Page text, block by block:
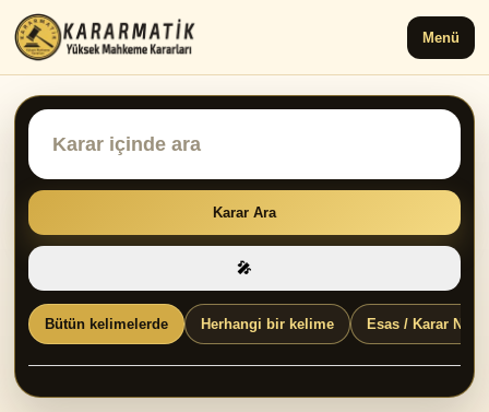
Menü
Karar Ara
🎤
Bütün kelimelerde Herhangi bir kelime Esas / Karar No